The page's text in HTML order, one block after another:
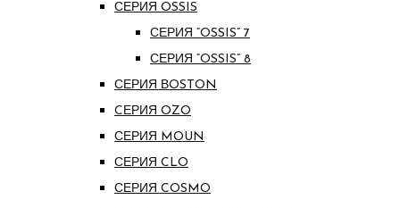
СЕРИЯ OSSIS
СЕРИЯ “OSSIS” 7
СЕРИЯ “OSSIS” 8
СЕРИЯ ВOSTON
CЕРИЯ OZO
СЕРИЯ MOUN
СЕРИЯ CLO
СЕРИЯ COSMO